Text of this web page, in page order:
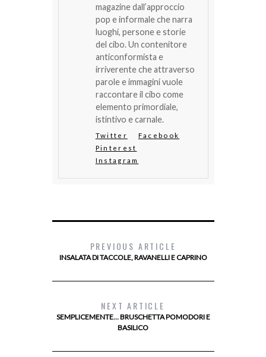
magazine dall’approccio
pop e informale che narra
luoghi, persone e storie
del cibo. Un contenitore
anticonformista e
irriverente che attraverso
parole e immagini vuole
raccontare il cibo come
elemento primordiale,
istintivo e carnale.
Twitter
Facebook
Pinterest
Instagram
PREVIOUS ARTICLE
INSALATA DI TACCOLE, RAVANELLI E CAPRINO
NEXT ARTICLE
SEMPLICEMENTE… BRUSCHETTA POMODORI E
BASILICO